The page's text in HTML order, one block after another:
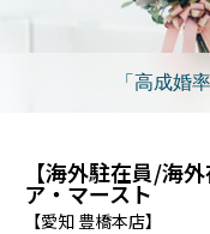
「高成婚
【海外駐在員/海
ア・マースト
【愛知 豊橋本店】